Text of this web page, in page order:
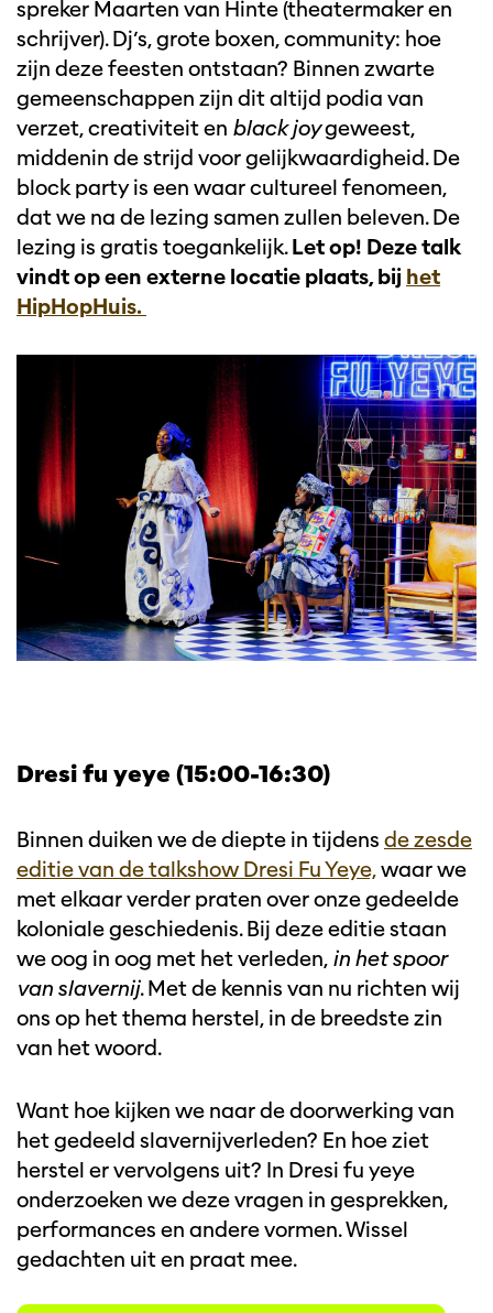
spreker Maarten van Hinte (theatermaker en
schrijver). Dj’s, grote boxen, community: hoe
zijn deze feesten ontstaan? Binnen zwarte
gemeenschappen zijn dit altijd podia van
verzet, creativiteit en black joygeweest,
middenin de strijd voor gelijkwaardigheid. De
block party is een waar cultureel fenomeen,
dat we na de lezing samen zullen beleven. De
lezing is gratis toegankelijk.Let op! Deze talk
vindt op een externe locatie plaats, bij het
HipHopHuis.
Dresi fu yeye (15:00-16:30)
Binnen duiken we de diepte in tijdens de zesde
editie van de talkshow Dresi Fu Yeye,waar we
met elkaar verder praten over onze gedeelde
koloniale geschiedenis. Bij deze editie staan
we oog in oog met het verleden, in het spoor
van slavernij. Met de kennis van nu richten wij
ons op het thema herstel, in de breedste zin
van het woord.
Want hoe kijken we naar de doorwerking van
het gedeeld slavernijverleden? En hoe ziet
herstel er vervolgens uit? In Dresi fu yeye
onderzoeken we deze vragen in gesprekken,
performances en andere vormen. Wissel
gedachten uit en praat mee.